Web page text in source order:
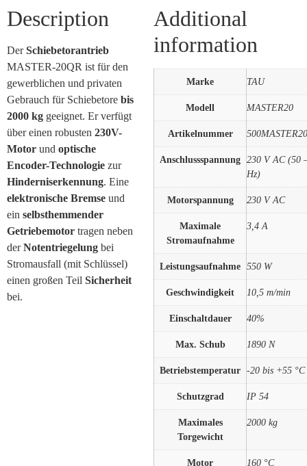
Description
DerSchiebetorantrieb
MASTER-20QR ist für den
gewerblichen und privaten
Gebrauch für Schiebetore bis
2000 kg geeignet. Er verfügt
über einen robusten 230V-
Motor und optische
Encoder-Technologie zur
Hinderniserkennung. Eine
elektronische Bremse und
ein selbsthemmender
Getriebemotor tragen neben
derNotentriegelung bei
Stromausfall (mit Schlüssel)
einen großen Teil Sicherheit
bei.
Additional
information
Marke TAU
Modell MASTER20
Artikelnummer
Anschlussspannung 230 V AC (50
Hz)
Motorspannung 230 V AC
Maximale
Stromaufnahme
3,4 A
Leistungsaufnahme 550 W
Geschwindigkeit 10,5 m/min
Einschaltdauer 40%
Max. Schub 1890 N
Betriebstemperatur -20 bis +55 °C
Schutzgrad IP 54
Maximales
Torgewicht
2000 kg
Motor
160 °C